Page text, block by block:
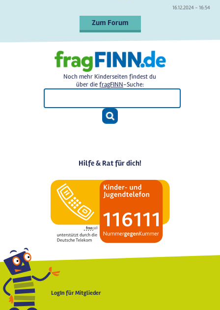
16.12.2024 - 16:54
Zum Forum
Noch mehr Kinderseiten findest du
über diefragFINN-Suche:
Hilfe & Rat für dich!
LogIn für Mitglieder